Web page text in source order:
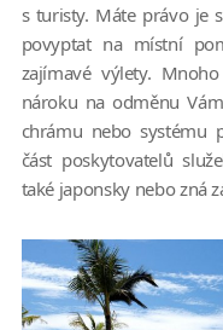
s turisty. Máte právo je
povyptat na místní
zajímavé výlety.
nároku na odměnu
chrámu nebo systému
část poskytovatelů
také japonsky nebo zná